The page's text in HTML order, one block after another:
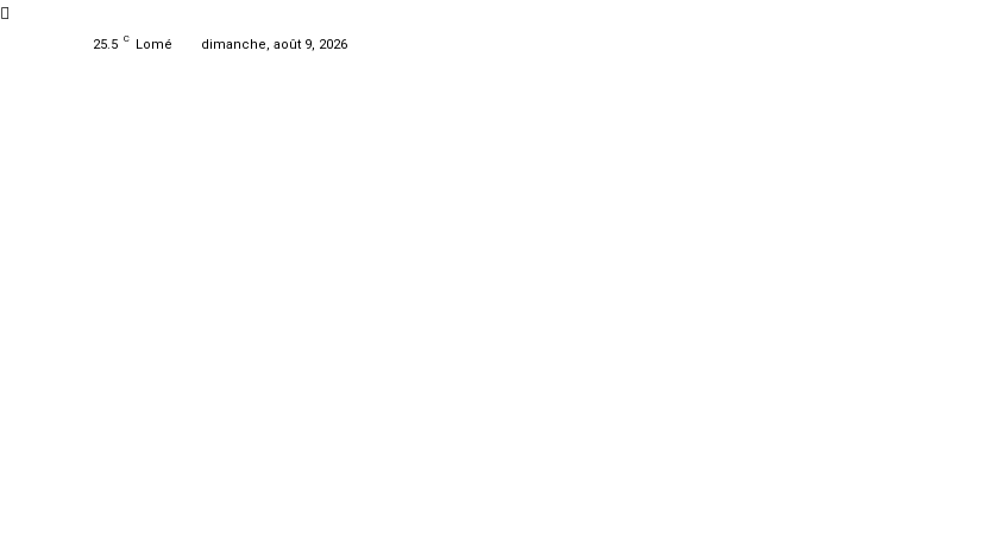
25.5 C Lomé dimanche, août 9, 2026